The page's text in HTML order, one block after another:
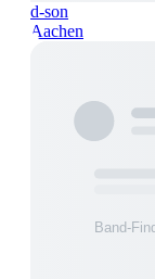
d-son
Aachen